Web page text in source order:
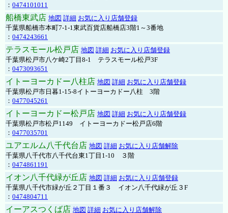
： 0474101011
船橋東武店 地図 詳細 お気に入り店舗登録
千葉県船橋市本町7-1-1東武百貨店船橋店3階1～3番地
： 0474243661
テラスモール松戸店 地図 詳細 お気に入り店舗登録
千葉県松戸市八ケ崎2丁目8-1 テラスモール松戸3F
： 0473093651
イトーヨーカドー八柱店 地図 詳細 お気に入り店舗登録
千葉県松戸市日暮1-15-8イトーヨーカドー八柱 3階
： 0477045261
イトーヨーカドー松戸店 地図 詳細 お気に入り店舗登録
千葉県松戸市松戸1149 イトーヨーカドー松戸店6階
： 0477035701
ユアエルム八千代台店 地図 詳細 お気に入り店舗解除
千葉県八千代市八千代台東1丁目1-10 ３階
： 0474861191
イオン八千代緑が丘店 地図 詳細 お気に入り店舗登録
千葉県八千代市緑が丘２丁目１番３ イオン八千代緑が丘３F
： 0474804711
イーアスつくば店 地図 詳細 お気に入り店舗解除